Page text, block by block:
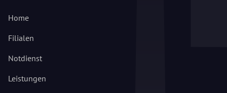
Home
Filialen
Notdienst
Leistungen